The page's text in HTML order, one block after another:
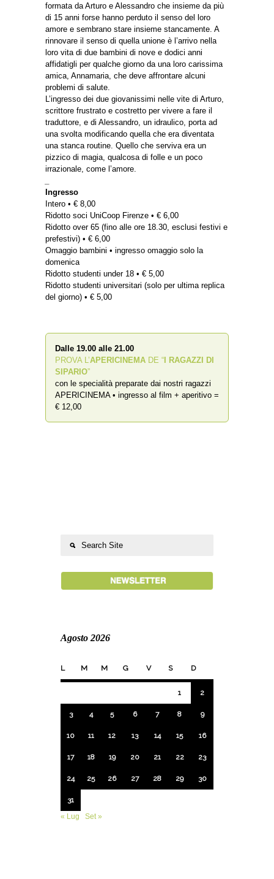
formata da Arturo e Alessandro che insieme da più
di 15 anni forse hanno perduto il senso del loro
amore e sembrano stare insieme stancamente. A
rinnovare il senso di quella unione è l’arrivo nella
loro vita di due bambini di nove e dodici anni
affidatigli per qualche giorno da una loro carissima
amica, Annamaria, che deve affrontare alcuni
problemi di salute.
L’ingresso dei due giovanissimi nelle vite di Arturo,
scrittore frustrato e costretto per vivere a fare il
traduttore, e di Alessandro, un idraulico, porta ad
una svolta modificando quella che era diventata
una stanca routine. Quello che serviva era un
pizzico di magia, qualcosa di folle e un poco
irrazionale, come l’amore.
Ingresso
Intero • € 8,00
Ridotto soci UniCoop Firenze • € 6,00
Ridotto over 65 (fino alle ore 18.30, esclusi festivi e
prefestivi) • € 6,00
Omaggio bambini • ingresso omaggio solo la
domenica
Ridotto studenti under 18 • € 5,00
Ridotto studenti universitari (solo per ultima replica
del giorno) • € 5,00
Dalle 19.00 alle 21.00
PROVA L’APERICINEMA DE “ I RAGAZZI DI
SIPARIO”
con le specialità preparate dai nostri ragazzi
APERICINEMA • ingresso al film + aperitivo =
€ 12,00
Agosto 2026
L M M G V S D
1 2
3 4 5 6 7 8 9
10 11 12 13 14 15 16
17 18 19 20 21 22 23
24 25 26 27 28 29 30
31
« Lug
Set »